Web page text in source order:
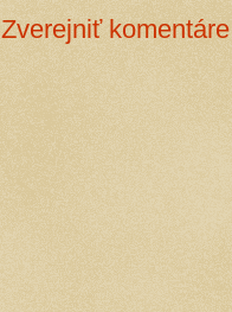
Zverejniť